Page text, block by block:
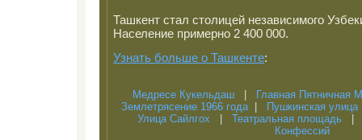
Ташкент стал столицей независимого
Население примерно 2 400 000.
Узнать больше о Ташкенте:
Медресе Кукельдаш
Главная Пятничная
Землетрясение 1966 года| Пушкинская улица
Улица Сайлгох
Театральная площадь
Конфессий